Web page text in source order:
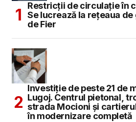
Restricții de circulație în
Se lucrează la rețeaua de
de Fier
Investiție de peste 21 de
Lugoj. Centrul pietonal,
strada Mocioni și
în modernizare completă